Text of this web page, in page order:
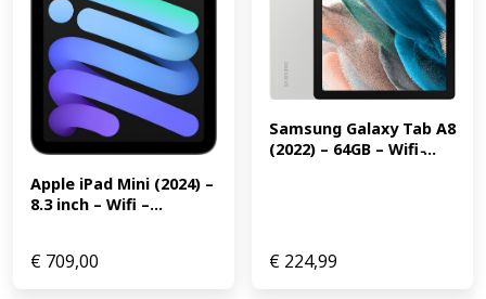
Apple iPad Mini (2024) –
8.3 inch – Wifi –...
€ 709,00
Samsung Galaxy Tab A8
(2022) – 64GB – Wifi ̵...
€ 224,99